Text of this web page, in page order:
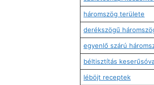
háromszög területe
derékszögű
egyenlő szárú
béltisztítás
léböjt receptek